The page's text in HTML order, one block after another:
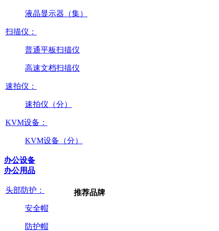
液晶显示器（集）
扫描仪：
普通平板扫描仪
高速文档扫描仪
速拍仪：
速拍仪（分）
KVM设备：
KVM设备（分）
办公设备
办公用品
头部防护：
安全帽
防护帽
推荐品牌